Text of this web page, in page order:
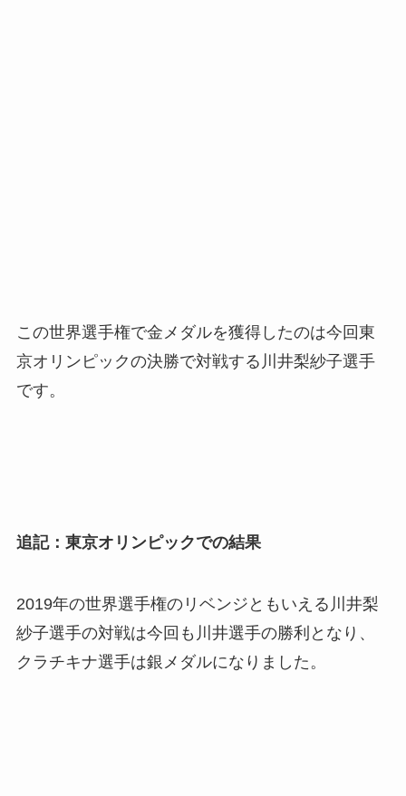
この世界選手権で金メダルを獲得したのは今回東
京オリンピックの決勝で対戦する川井梨紗子選手
です。
追記：東京オリンピックでの結果
2019年の世界選手権のリベンジともいえる川井梨
紗子選手の対戦は今回も川井選手の勝利となり、
クラチキナ選手は銀メダルになりました。